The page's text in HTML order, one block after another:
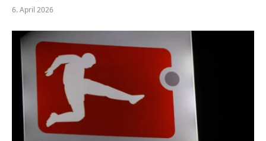
6. April 2026